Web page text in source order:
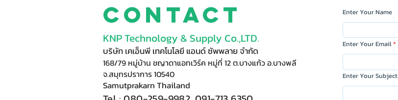
Contact
KNP Technology & Supply Co.,LTD.
บริษัท เคเอ็นพี เทคโนโลยี แอนด์ ซัพพลาย จำกัด
168/79 หมู่บ้าน ชญาดาแอทเวิร์ค หมู่ที่ 12 ต.บางแก้ว อ.บางพลี
จ.สมุทรปราการ 10540
Samutprakarn Thailand
Enter Your Name
Enter Your Email
Enter Your Subject